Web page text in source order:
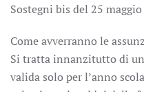
Sostegni bis del 25
Come avverranno le
Si tratta innanzitutto di
valida solo per l’anno